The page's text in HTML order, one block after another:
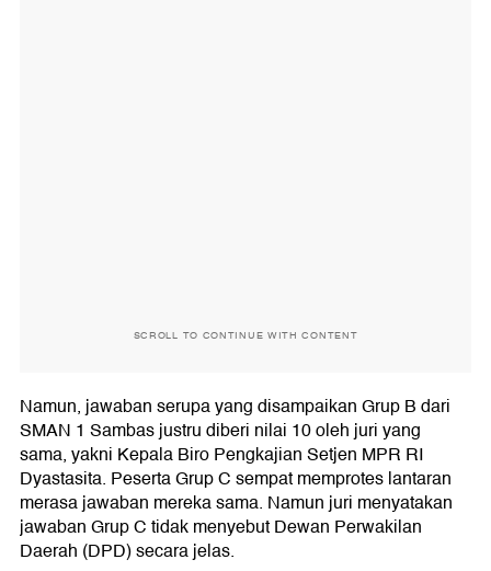
SCROLL TO CONTINUE WITH CONTENT
Namun, jawaban serupa yang disampaikan Grup B dari
SMAN 1 Sambas justru diberi nilai 10 oleh juri yang
sama, yakni Kepala Biro Pengkajian Setjen MPR RI
Dyastasita. Peserta Grup C sempat memprotes lantaran
merasa jawaban mereka sama. Namun juri menyatakan
jawaban Grup C tidak menyebut Dewan Perwakilan
Daerah (DPD) secara jelas.